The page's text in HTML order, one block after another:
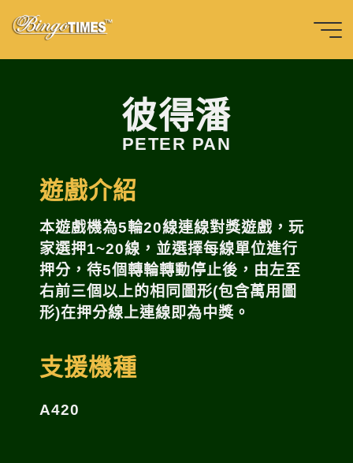
content
天下數位科
技股份有限
彼得潘
彼得潘
PETER PAN
遊戲介紹
本遊戲機為5輪20線連線對獎遊戲，玩
家選押1~20線，並選擇每線單位進行
押分，待5個轉輪轉動停止後，由左至
右前三個以上的相同圖形(包含萬用圖
形)在押分線上連線即為中獎。
支援機種
A420